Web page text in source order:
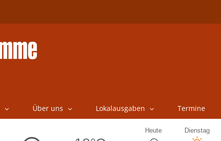
Über uns Lokalausgaben Termine